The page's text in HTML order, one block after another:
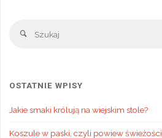
Szukaj
OSTATNIE WPISY
Jakie smaki królują na wiejskim stole?
Koszule w paski, czyli powiew świeżości